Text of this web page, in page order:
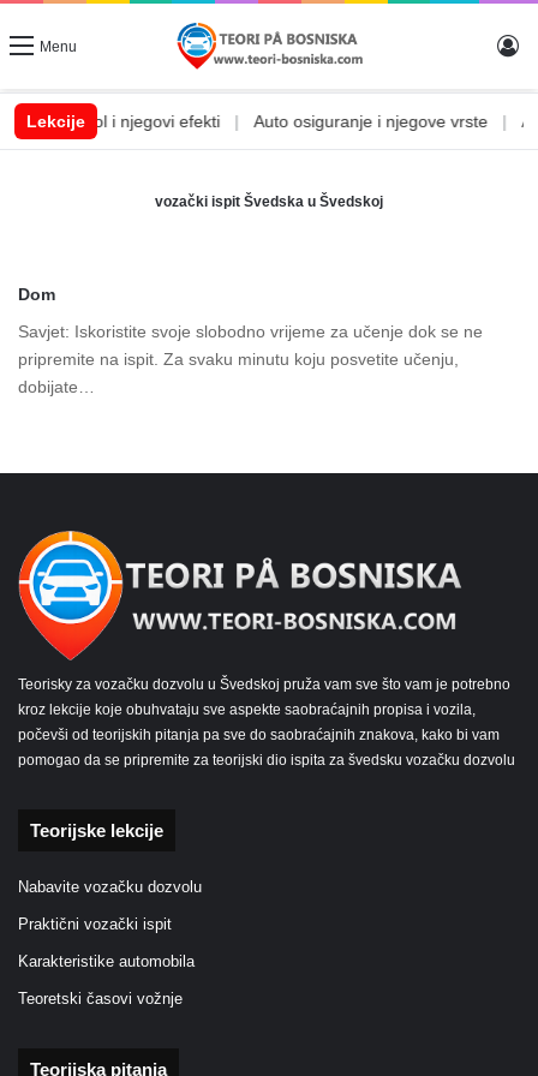
Menu
Lekcije
Alkohol i njegovi efekti Auto osiguranje i njegove vrste
vozački ispit Švedska u Švedskoj
Dom
Savjet: Iskoristite svoje slobodno vrijeme za učenje dok se ne
pripremite na ispit. Za svaku minutu koju posvetite učenju,
dobijate…
Teorisky za vozačku dozvolu u Švedskoj pruža vam sve što vam je potrebno
kroz lekcije koje obuhvataju sve aspekte saobraćajnih propisa i vozila,
počevši od teorijskih pitanja pa sve do saobraćajnih znakova, kako bi vam
pomogao da se pripremite za teorijski dio ispita za švedsku vozačku dozvolu
Teorijske lekcije
Nabavite vozačku dozvolu
Praktični vozački ispit
Karakteristike automobila
Teoretski časovi vožnje
Teorijska pitanja